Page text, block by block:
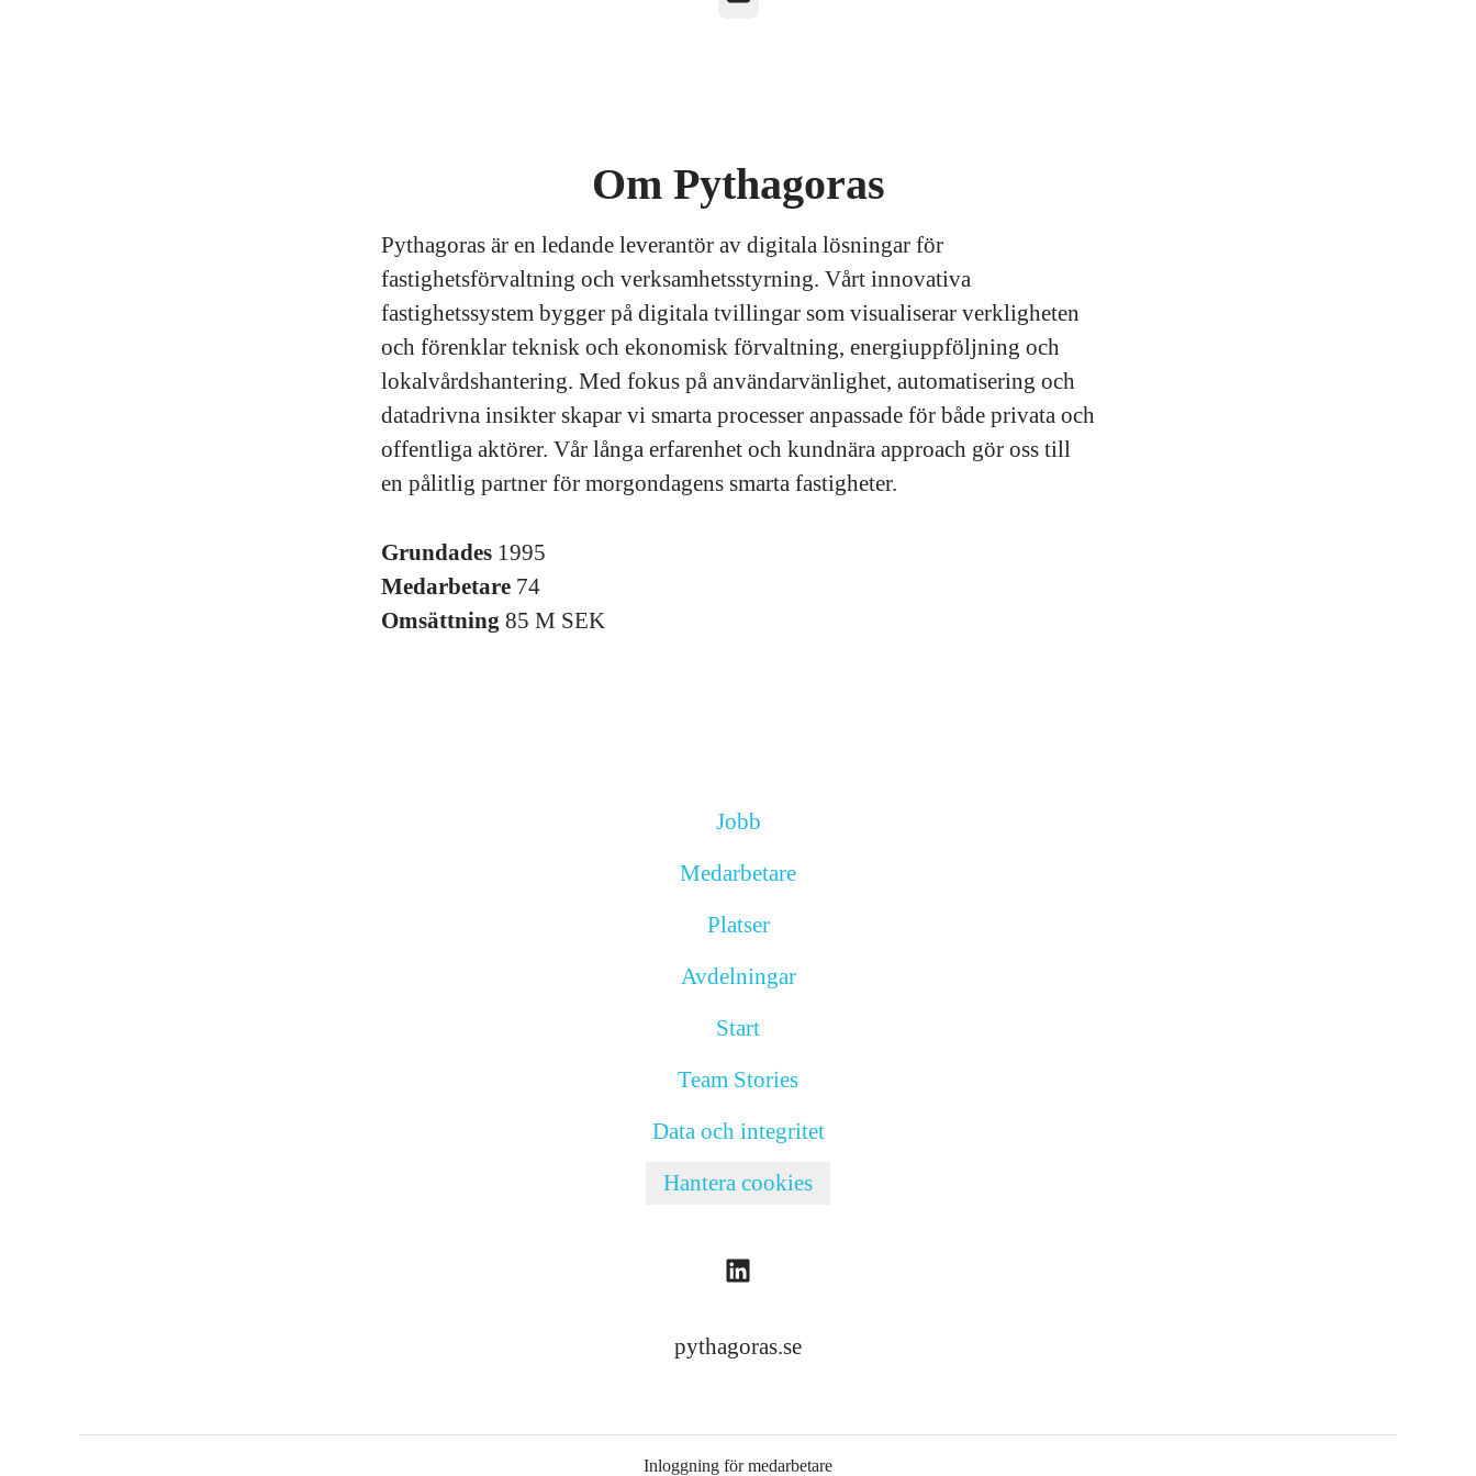
Om Pythagoras
Pythagoras är en ledande leverantör av digitala lösningar för
fastighetsförvaltning och verksamhetsstyrning. Vårt innovativa
fastighetssystem bygger på digitala tvillingar som visualiserar verkligheten
och förenklar teknisk och ekonomisk förvaltning, energiuppföljning och
lokalvårdshantering. Med fokus på användarvänlighet, automatisering och
datadrivna insikter skapar vi smarta processer anpassade för både privata och
offentliga aktörer. Vår långa erfarenhet och kundnära approach gör oss till
en pålitlig partner för morgondagens smarta fastigheter.
Grundades 1995
Medarbetare 74
Omsättning 85 M SEK
Jobb
Medarbetare
Platser
Avdelningar
Start
Team Stories
Data och integritet
Hantera cookies
pythagoras.se
Inloggning för medarbetare